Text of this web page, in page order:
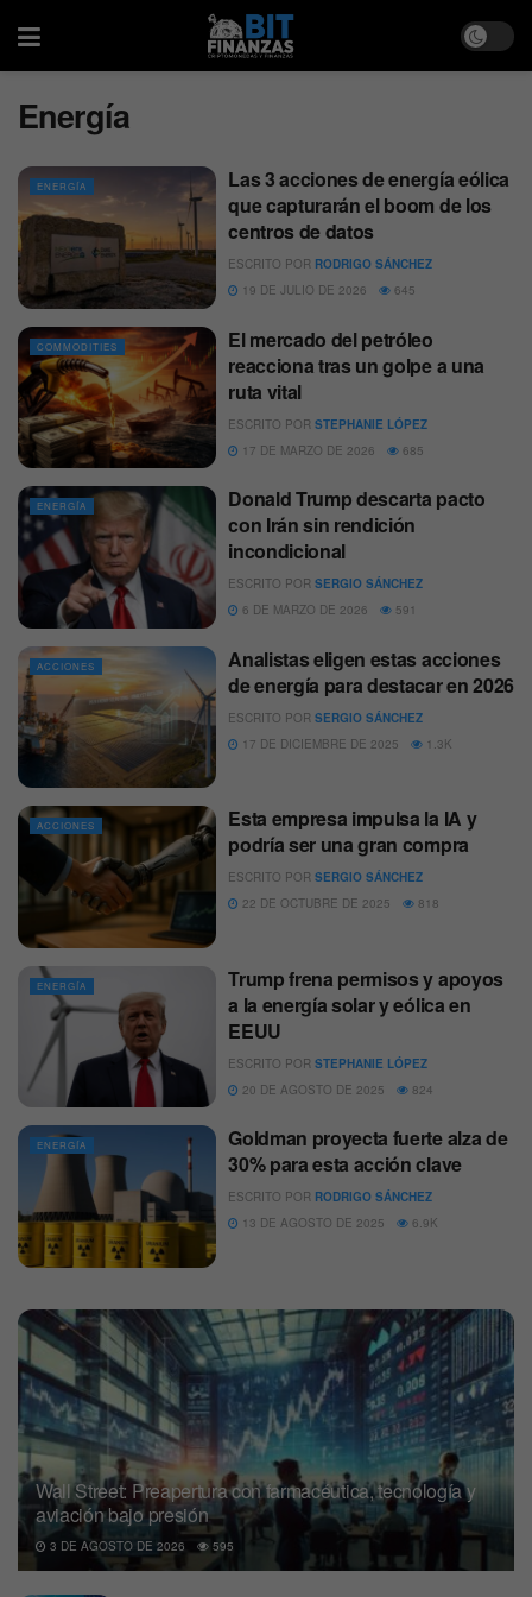
Energía
ENERGÍA
Las 3 acciones de energía eólica
que capturarán el boom de los
centros de datos
ESCRITO POR RODRIGO SÁNCHEZ
19 DE JULIO DE 2026
645
COMMODITIES
El mercado del petróleo
reacciona tras un golpe a una
ruta vital
ESCRITO POR STEPHANIE LÓPEZ
17 DE MARZO DE 2026
685
ENERGÍA
Donald Trump descarta pacto
con Irán sin rendición
incondicional
ESCRITO POR SERGIO SÁNCHEZ
6 DE MARZO DE 2026
591
ACCIONES
Analistas eligen estas acciones
de energía para destacar en 2026
ESCRITO POR SERGIO SÁNCHEZ
17 DE DICIEMBRE DE 2025
1.3K
ACCIONES
Esta empresa impulsa la IA y
podría ser una gran compra
ESCRITO POR SERGIO SÁNCHEZ
22 DE OCTUBRE DE 2025
818
ENERGÍA
Trump frena permisos y apoyos
a la energía solar y eólica en
EEUU
ESCRITO POR STEPHANIE LÓPEZ
20 DE AGOSTO DE 2025
824
ENERGÍA
Goldman proyecta fuerte alza de
30% para esta acción clave
ESCRITO POR RODRIGO SÁNCHEZ
13 DE AGOSTO DE 2025
6.9K
Wall Street: Preapertura con farmacéutica, tecnología y
aviación bajo presión
3 DE AGOSTO DE 2026 595